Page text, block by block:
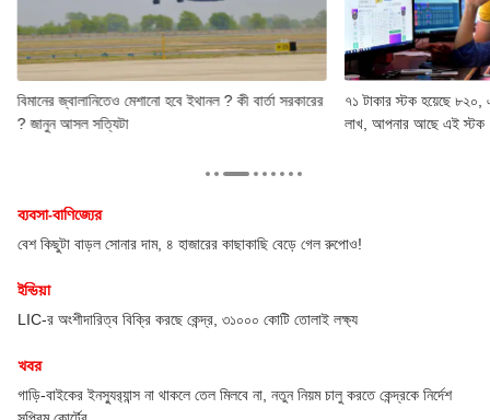
বিমানের জ্বালানিতেও মেশানো হবে ইথানল ? কী বার্তা সরকারের
? জানুন আসল সত্যিটা
৭১ টাকার স্টক হয়েছে
লাখ, আপনার আছে এই স্টক
কেন্দ্রকে নির্দেশ
E20 পেট্রোলে উচ্চমাত্রার ক্লোরাইড, স্থায়ী ক্ষতি হতে পারে ইঞ্জিন
অটো
ব্যবসা-বাণিজ্যের